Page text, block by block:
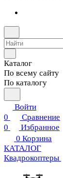
Каталог
По всему сайту
По каталогу
Войти
0
Сравнение
0
Избранное
0 Корзина
КАТАЛОГ
Квадрокоптеры